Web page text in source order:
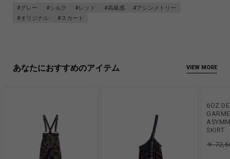
#グレー #シルク #レッド #高級感
#アシンメトリー
#オリジナル
#スカート
あなたにおすすめのアイテム VIEW MORE
6OZ
SKIRT
￥